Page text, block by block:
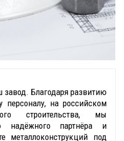
завод. Благодаря развитию
персоналу, на российском
строительства, мы
надёжного партнёра и
металлоконструкций под